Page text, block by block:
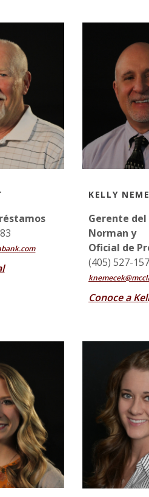
KELLY
Gerente del
Norman y
Oficial de
(405) 527-
Conoce a